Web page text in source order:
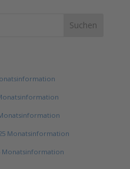
Monatsinformation
Monatsinformation